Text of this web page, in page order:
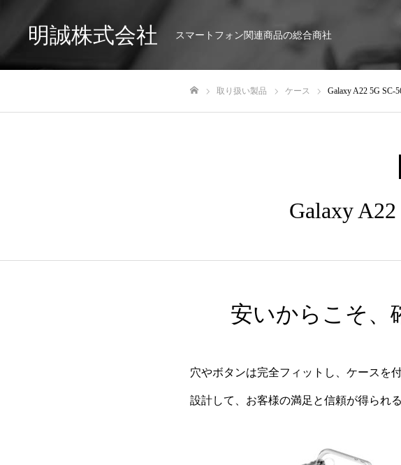
明誠株式会社 スマートフォン関連商品の総合商社
取り扱い製品 ケース Galaxy A22 5G SC-
Galaxy
安いからこそ、
穴やボタンは完全フィットし、ケースを
設計して、お客様の満足と信頼が得られ